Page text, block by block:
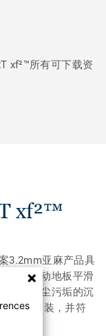
xf²™所有可下载资
xf²™
3.2mm亚麻产品具
比的运动地板平滑
减少灰尘污垢的沉
配合安装，并符